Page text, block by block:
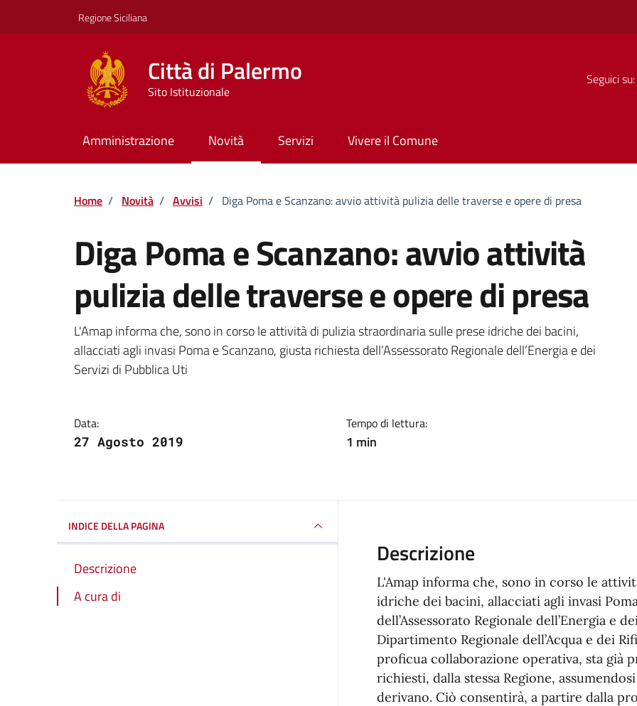
Regione Siciliana
Città di Palermo
Sito Istituzionale
Seguici su:
Amministrazione Novità Servizi Vivere il Comune
Home / Novità / Avvisi / Diga Poma e Scanzano: avvio attività pulizia delle traverse e opere di presa
Diga Poma e Scanzano: avvio attività
pulizia delle traverse e opere di presa
Dettagli della notizia
L'Amap informa che, sono in corso le attività di pulizia straordinaria sulle prese idriche dei bacini,
allacciati agli invasi Poma e Scanzano, giusta richiesta dell’Assessorato Regionale dell’Energia e dei
Servizi di Pubblica Uti
Data:
27 Agosto 2019
Tempo di lettura:
1 min
INDICE DELLA PAGINA
Descrizione
A cura di
Descrizione
L'Amap informa che, sono in corso le
idriche dei bacini, allacciati agli invasi
dell’Assessorato Regionale dell’Energia e
Dipartimento Regionale dell’Acqua e dei
proficua collaborazione operativa, sta già
richiesti, dalla stessa Regione,
derivano. Ciò consentirà, a partire dalla